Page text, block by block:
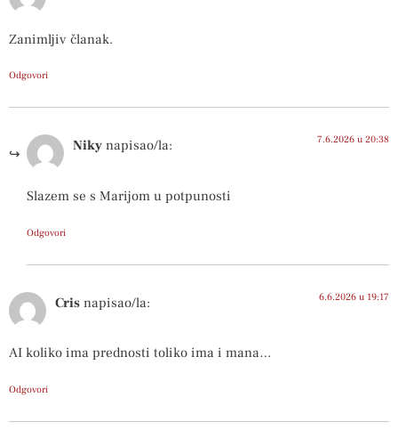
Zanimljiv članak.
Odgovori
Niky napisao/la: 7.6.2026 u 20:38
Slazem se s Marijom u potpunosti
Odgovori
Cris napisao/la: 6.6.2026 u 19:17
AI koliko ima prednosti toliko ima i mana…
Odgovori